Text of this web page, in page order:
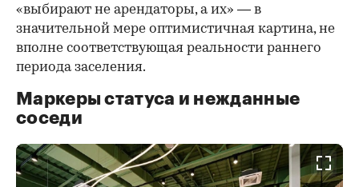
«выбирают не арендаторы, а их» — в
значительной мере оптимистичная картина, не
вполне соответствующая реальности раннего
периода заселения.
Маркеры статуса и нежданные
соседи